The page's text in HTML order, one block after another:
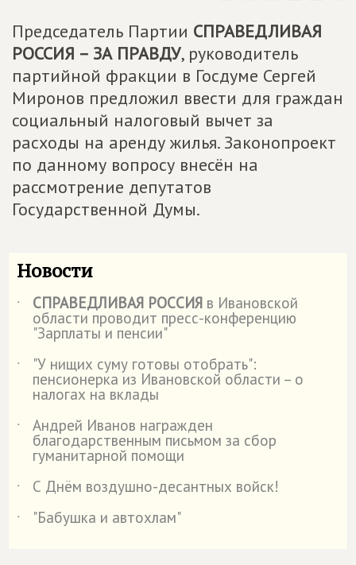
Председатель Партии СПРАВЕДЛИВАЯ
РОССИЯ – ЗА ПРАВДУ, руководитель
партийной фракции в Госдуме Сергей
Миронов предложил ввести для граждан
социальный налоговый вычет за
расходы на аренду жилья. Законопроект
по данному вопросу внесён на
рассмотрение депутатов
Государственной Думы.
Новости
˙ СПРАВЕДЛИВАЯ РОССИЯ в Ивановской
области проводит пресс-конференцию
"Зарплаты и пенсии"
˙
"У нищих суму готовы отобрать":
пенсионерка из Ивановской области – о
налогах на вклады
˙
Андрей Иванов награжден
благодарственным письмом за сбор
гуманитарной помощи
˙
С Днём воздушно-десантных войск!
˙
"Бабушка и автохлам"